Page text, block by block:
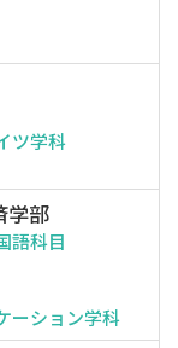
ツ学科
学部
語科目
ーション学科